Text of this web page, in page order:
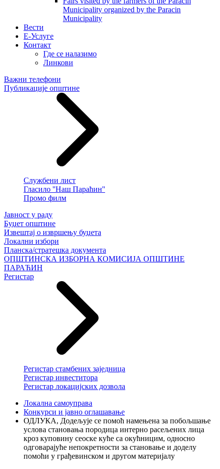
Municipality organized by the Paracin
Municipality
Вести
E-Услуге
Контакт
Где се налазимо
Линкови
Важни телефони
Публикације општине
Службени лист
Гласило ''Наш Параћин''
Промо филм
Јавност у раду
Буџет општине
Извештај о извршењу буџета
Локални избори
Планска/стратешка документа
ОПШТИНСКА ИЗБОРНА КОМИСИЈА ОПШТИНЕ
ПАРАЋИН
Регистар
Регистар стамбених заједница
Регистар инвеститора
Регистар локацијских дозвола
Локална самоуправа
Конкурси и јавно оглашавање
ОДЛУКА, Додељујe се помоћ намењена за побољшање
услова становања породица интерно расељених лица
кроз куповину сеоске куће са окућницим, односно
одговарајуће непокретности за становање и доделу
помоћи у грађевинском и другом материјалу